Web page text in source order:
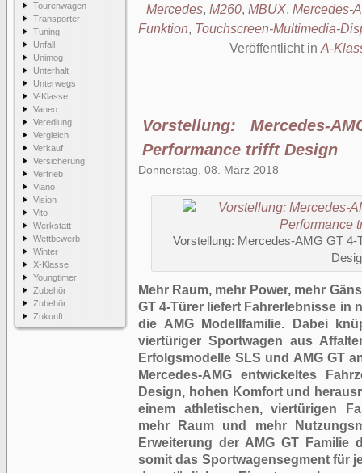
Tourenwagen
Transporter
Tuning
Unfall
Unimog
Unterhalt
Unterwegs
V-Klasse
Vaneo
Veredlung
Vergleich
Verkauf
Versicherung
Vertrieb
Viano
Vision
Vito
Werkstatt
Wettbewerb
Winter
X-Klasse
Youngtimer
Zubehör
Zubehör
Zukunft
Mercedes, M260, MBUX, Mercedes-
Funktion, Touchscreen-Multimedia-
Veröffentlicht in A-
Vorstellung: Mercedes-
Performance trifft Design
Donnerstag, 08. März 2018
Vorstellung: Mercedes-AMG GT
Mehr Raum, mehr Power, mehr
GT 4-Türer liefert Fahrerlebnisse in
die AMG Modellfamilie. Dabei
viertüriger Sportwagen aus
Erfolgsmodelle SLS und AMG GT
Mercedes-AMG entwickeltes
Design, hohen Komfort und
einem athletischen, viertürigen
mehr Raum und mehr
Erweiterung der AMG GT
somit das Sportwagensegment für